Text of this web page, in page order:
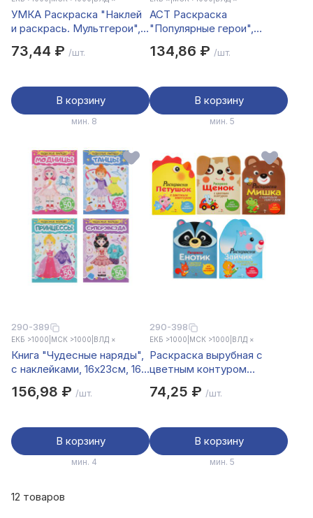
УМКА Раскраска "Наклей
и раскрась. Мультгерои",
21х15x0,5см, 8 дизайнов
73,44 ₽ /шт.
В корзину
мин. 8
АСТ Раскраска
"Популярные герои",
стр., 5 дизайнов
134,86 ₽ /шт.
В корзину
мин. 5
290-389
ЕКБ >1000 МСК >1000 ВЛД ×
Книга "Чудесные наряды",
с наклейками, 16х23см, 16
156,98 ₽ /шт.
В корзину
мин. 4
290-398
ЕКБ >1000 МСК >1000 ВЛД ×
Раскраска вырубная с
цветным контуром
дизайнов
74,25 ₽ /шт.
В корзину
мин. 5
12 товаров